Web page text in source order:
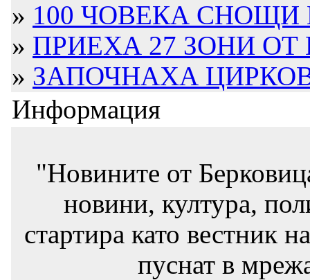
» 100 ЧОВЕКА СНОЩИ
» ПРИЕХА 27 ЗОНИ
» ЗАПОЧНАХА
Информация
"Новините от
новини, култура,
стартира като вестник
пуснат в